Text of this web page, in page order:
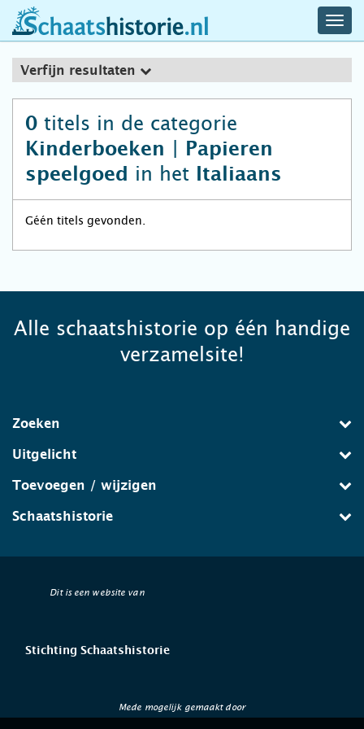
schaatshistorie.nl
Verfijn resultaten
0 titels in de categorie
Kinderboeken | Papieren
speelgoed
in het Italiaans
Géén titels gevonden.
Alle schaatshistorie op één handige
verzamelsite!
Zoeken
Uitgelicht
Toevoegen / wijzigen
Schaatshistorie
Dit is een website van
Stichting Schaatshistorie
Mede mogelijk gemaakt door